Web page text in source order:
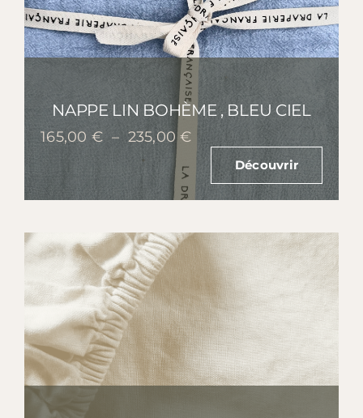
NAPPE LIN BOHÈME , BLEU CIEL
165,00 € – 235,00€Plage
de
prix :
165,00 €
235,00 €
Découvrir